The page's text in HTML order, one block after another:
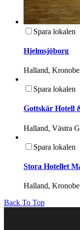
Spara lokalen
Hjelmsjöborg
Halland,
Spara lokalen
Gottskär Hotell
Halland, Västra
Spara lokalen
Stora Hotellet
Halland,
Back To Top